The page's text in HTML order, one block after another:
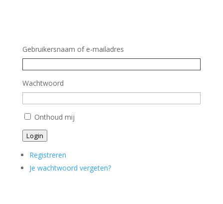
Gebruikersnaam of e-mailadres
Wachtwoord
Onthoud mij
Login
Registreren
Je wachtwoord vergeten?